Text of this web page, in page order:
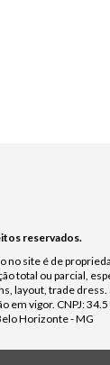
reservados.
no site é de
total ou parcial,
layout, trade dress.
em vigor. CNPJ:
Horizonte - MG